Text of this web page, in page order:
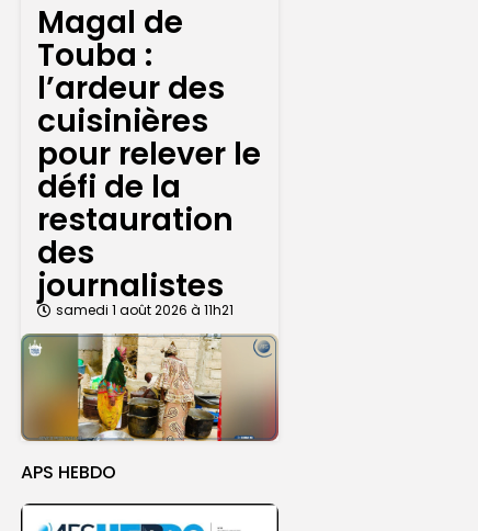
Magal de
Touba :
l’ardeur des
cuisinières
pour relever le
défi de la
restauration
des
journalistes
samedi 1 août 2026 à 11h21
APS HEBDO